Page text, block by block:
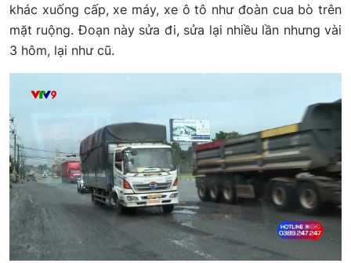
khác xuống cấp, xe máy, xe ô tô như đoàn cua bò trên
mặt ruộng. Đoạn này sửa đi, sửa lại nhiều lần nhưng vài
3 hôm, lại như cũ.